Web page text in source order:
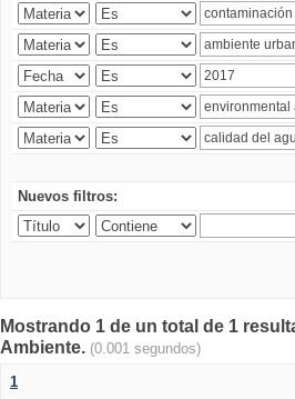
Nuevos filtros:
Mostrando 1 de un total de 1
Ambiente. (0.001 segundos)
1